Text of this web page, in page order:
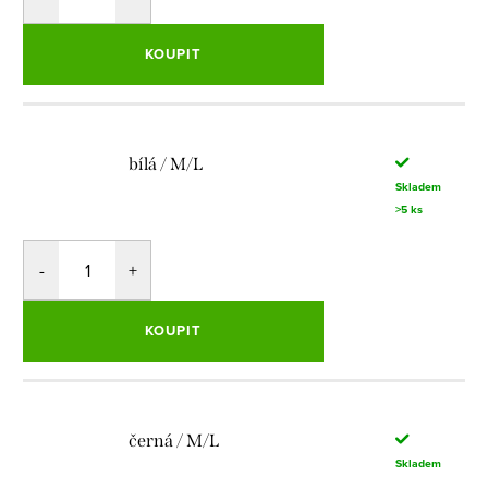
KOUPIT
bílá / M/L
Skladem
>5 ks
KOUPIT
černá / M/L
Skladem